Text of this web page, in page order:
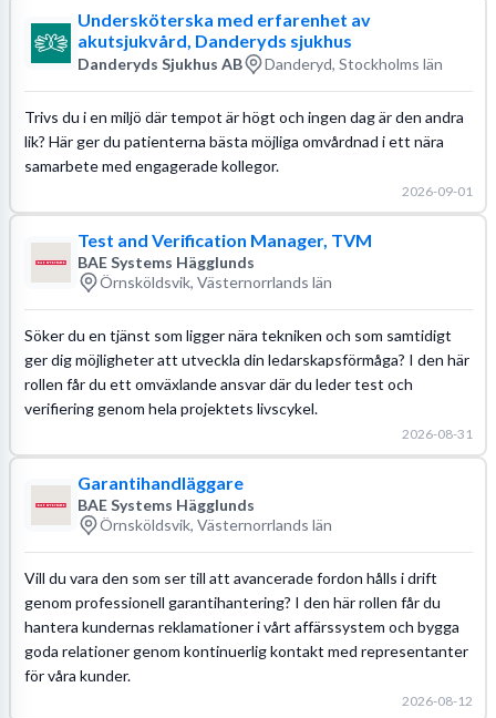
Undersköterska med erfarenhet av
akutsjukvård, Danderyds sjukhus
Danderyds Sjukhus AB Danderyd, Stockholms län
Trivs du i en miljö där tempot är högt och ingen dag är den andra
lik? Här ger du patienterna bästa möjliga omvårdnad i ett nära
samarbete med engagerade kollegor.
2026-09-01
Test and Verification Manager, TVM
BAE Systems Hägglunds
Örnsköldsvik, Västernorrlands län
Söker du en tjänst som ligger nära tekniken och som samtidigt
ger dig möjligheter att utveckla din ledarskapsförmåga? I den här
rollen får du ett omväxlande ansvar där du leder test och
verifiering genom hela projektets livscykel.
2026-08-31
Garantihandläggare
BAE Systems Hägglunds
Örnsköldsvik, Västernorrlands län
Vill du vara den som ser till att avancerade fordon hålls i drift
genom professionell garantihantering? I den här rollen får du
hantera kundernas reklamationer i vårt affärssystem och bygga
goda relationer genom kontinuerlig kontakt med representanter
för våra kunder.
2026-08-12